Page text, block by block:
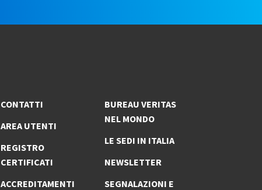
CONTATTI
AREA UTENTI
REGISTRO
CERTIFICATI
ACCREDITAMENTI
BUREAU VERITAS
NEL MONDO
LE SEDI IN ITALIA
NEWSLETTER
SEGNALAZIONI E